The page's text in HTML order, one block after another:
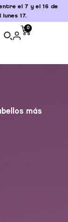
el 7 y el 16 de
17.
0
más